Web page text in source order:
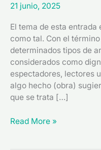
21 junio, 2025
El tema de esta entrada
como tal. Con el
determinados tipos de
considerados como
espectadores, lectores
algo hecho (obra)
que se trata […]
Read More »